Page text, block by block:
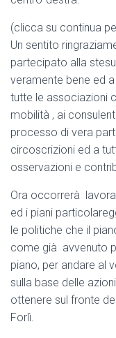
(clicca su continua
Un sentito
partecipato alla
veramente bene ed
tutte le associazioni
mobilità , ai
processo di vera
circoscrizioni ed a
osservazioni e
Ora occorrerà
ed i piani
le politiche che il
come già avvenuto
piano, per andare al
sulla base delle
ottenere sul fronte
Forlì.